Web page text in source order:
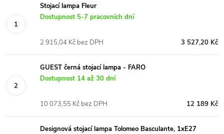
Stojací lampa Fleur
Dostupnost 5-7 pracovních dní
3 527,20 Kč
2 915,04 Kč bez DPH
GUEST černá stojací lampa - FARO
Dostupnost 14 až 30 dní
12 189 Kč
10 073,55 Kč bez DPH
Designová stojací lampa Tolomeo Basculante, 1xE27